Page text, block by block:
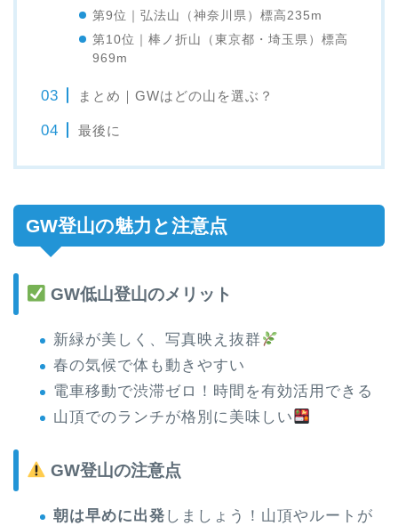
第9位｜弘法山（神奈川県）標高235m
第10位｜棒ノ折山（東京都・埼玉県）標高
969m
まとめ｜GWはどの山を選ぶ？
最後に
GW登山の魅力と注意点
GW低山登山のメリット
新緑が美しく、写真映え抜群
春の気候で体も動きやすい
電車移動で渋滞ゼロ！時間を有効活用できる
山頂でのランチが格別に美味しい
GW登山の注意点
朝は早めに出発 しましょう！山頂やルートが